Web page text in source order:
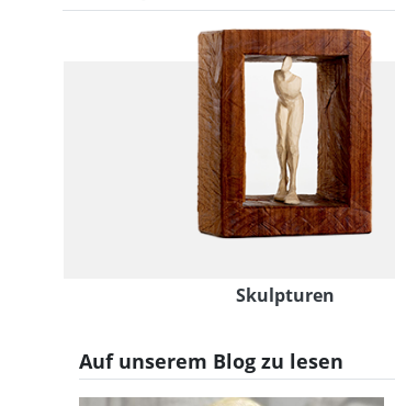
Springerlesformen
Auf unserem Blog zu lesen